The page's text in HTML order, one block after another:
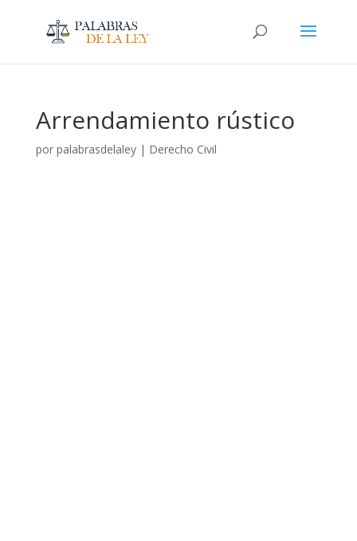
Arrendamiento rústico
por palabrasdelaley| Derecho Civil